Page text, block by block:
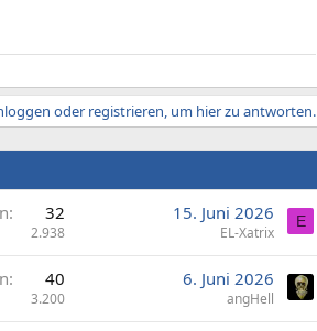
oder registrieren, um hier zu antworten.
32
2.938
15. Juni 2026
EL-Xatrix
E
40
3.200
6. Juni 2026
angHell